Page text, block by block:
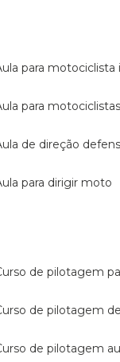
aula para
aula para
aula de direção
aula para dirigir moto
curso de pilotagem
curso de pilotagem
curso de pilotagem